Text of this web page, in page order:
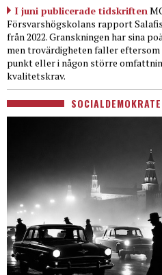
I juni publicerade tidskriften
Försvarshögskolans rapport
från 2022. Granskningen har sina
men trovärdigheten faller eftersom
punkt eller i någon större
kvalitetskrav.